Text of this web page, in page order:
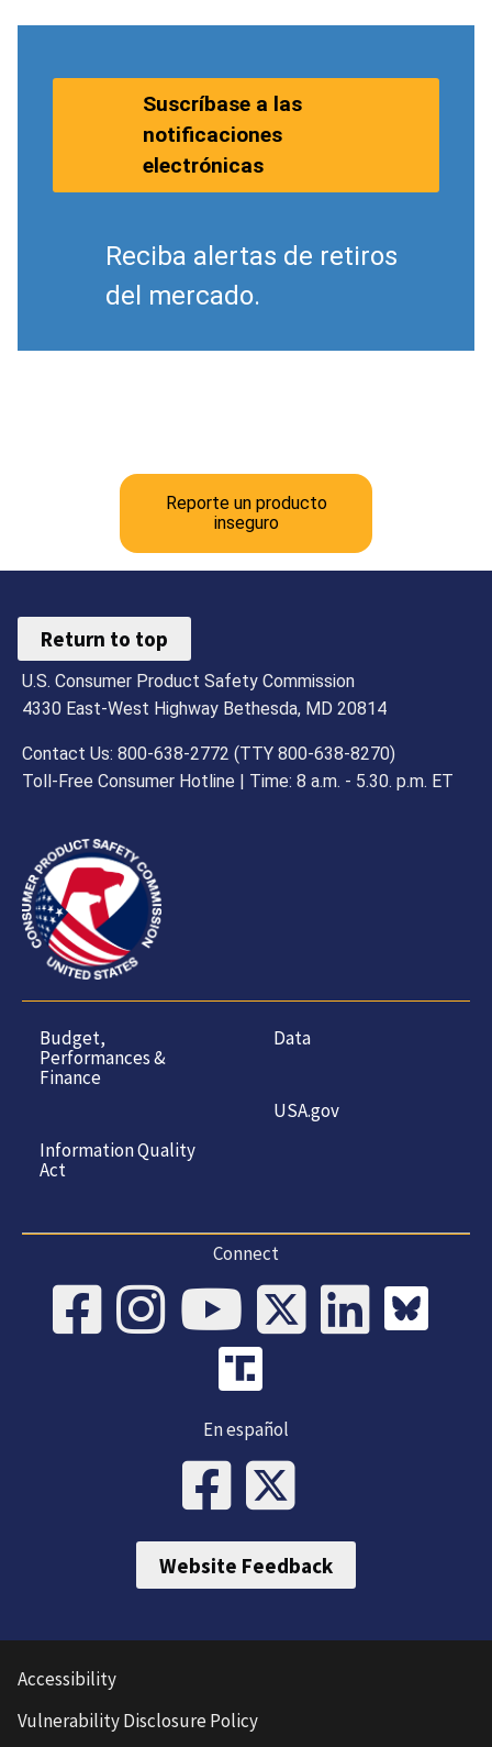
Suscríbase a las
notificaciones
electrónicas
Reciba alertas de retiros
del mercado.
Reporte un producto
inseguro
Return to top
U.S. Consumer Product Safety Commission
4330 East-West Highway Bethesda, MD 20814
Contact Us: 800-638-2772 (TTY 800-638-8270)
Toll-Free Consumer Hotline | Time: 8 a.m. - 5.30. p.m. ET
Budget,
Performances &
Finance
Information Quality
Act
Data
USA.gov
Connect
En español
Website Feedback
Accessibility
Vulnerability Disclosure Policy